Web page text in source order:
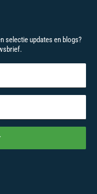
selectie updates en blogs?